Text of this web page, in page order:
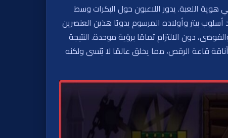
هوية اللعبة. يدور اللاعبون حول البكرات وسط
بيتر وأولاده المرسوم يدويًا هذين العنصرين
دون الالتزام تمامًا برؤية موحدة. النتيجة
قاعة الرقص، مما يخلق عالمًا لا يُنسى ولكنه